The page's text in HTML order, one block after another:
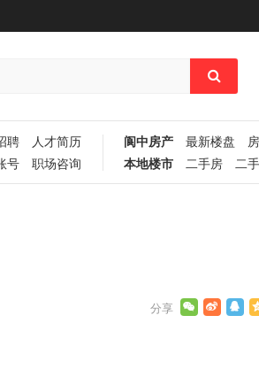
聘
人才简历
号 职场咨询
阆中房产 最新楼盘
本地楼市
二手房 二